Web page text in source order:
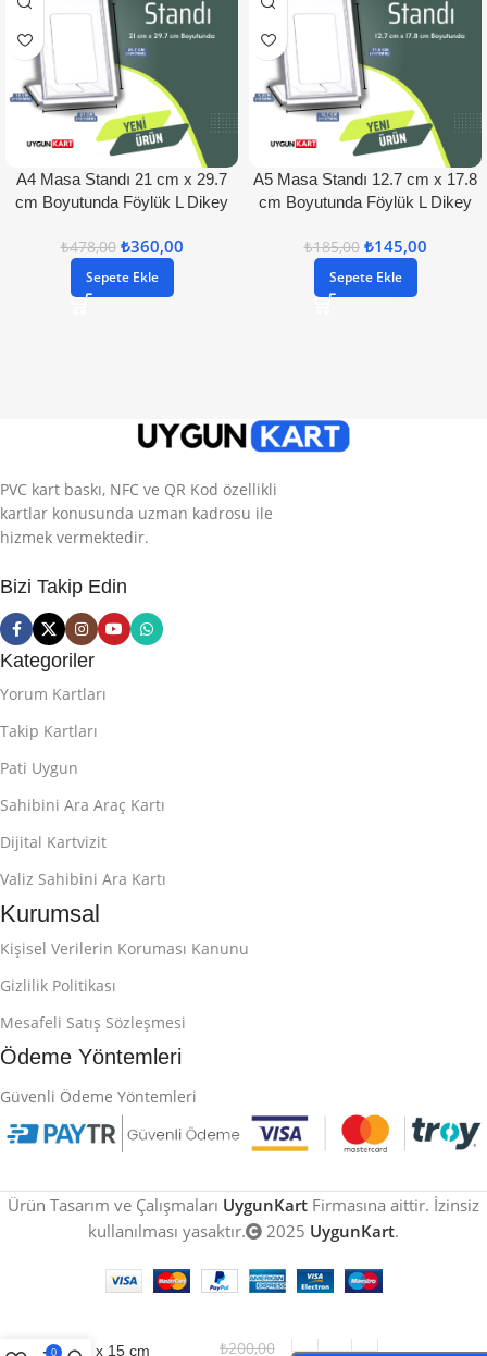
A4 Masa Standı 21 cm x 29.7
cm Boyutunda Föylük L Dikey
₺478,00 ₺360,00
Sepete Ekle
A5 Masa Standı 12.7 cm x 17.8
cm Boyutunda Föylük L Dikey
₺185,00 ₺145,00
Sepete Ekle
PVC kart baskı, NFC ve QR Kod özellikli
kartlar konusunda uzman kadrosu ile
hizmek vermektedir.
Bizi Takip Edin
Kategoriler
Yorum Kartları
Takip Kartları
Pati Uygun
Sahibini Ara Araç Kartı
Dijital Kartvizit
Valiz Sahibini Ara Kartı
Kurumsal
Kişisel Verilerin Koruması Kanunu
Gizlilik Politikası
Mesafeli Satış Sözleşmesi
Ödeme Yöntemleri
Güvenli Ödeme Yöntemleri
Ürün Tasarım ve Çalışmaları UygunKart Firmasına aittir. İzinsiz
kullanılması yasaktır.
2025 UygunKart.
cm x 15 cm
₺200,00
0